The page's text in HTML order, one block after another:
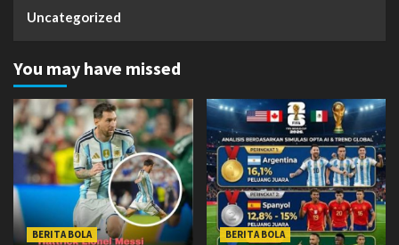
Uncategorized
You may have missed
BERITA BOLA
BERITA BOLA